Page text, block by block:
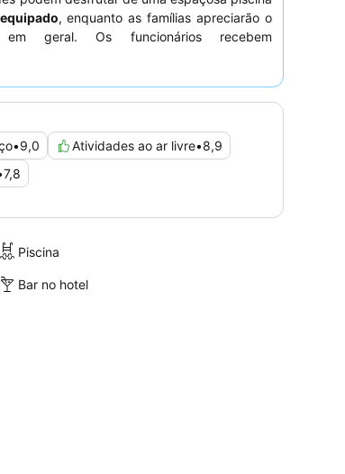
, enquanto as famílias apreciarão o
em geral. Os funcionários recebem
um destaque, com um buffet extenso e
superior ou com vista para o jardim.
•9,0 Atividades ao ar livre•8,9
7,8
Piscina
Bar no hotel